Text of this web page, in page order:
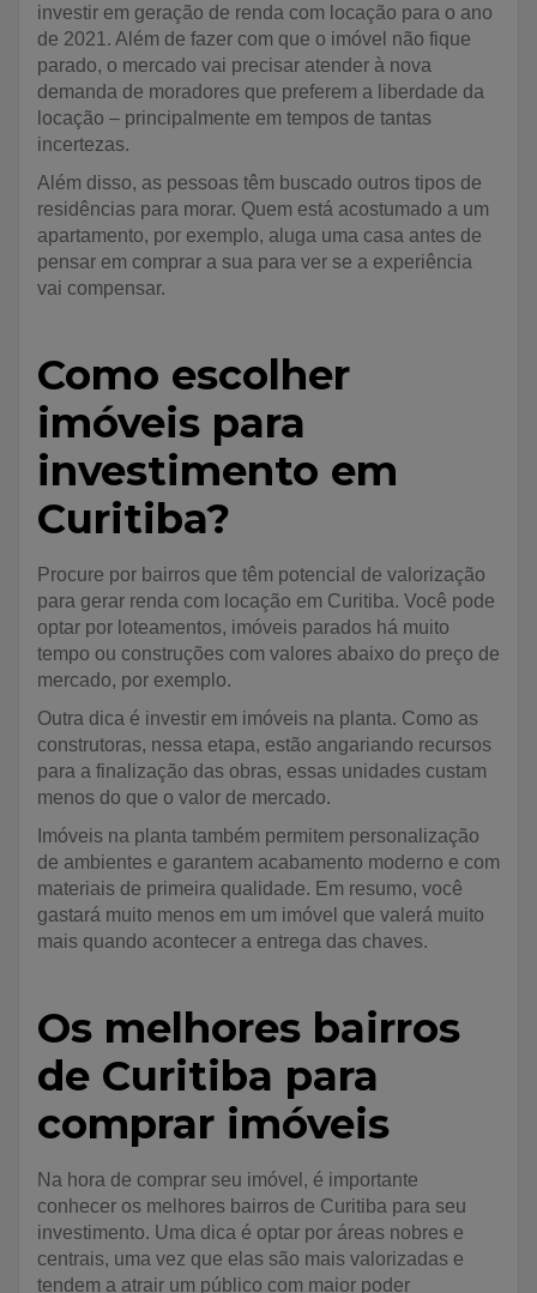
investir em geração de renda com locação para o ano
de 2021. Além de fazer com que o imóvel não fique
parado, o mercado vai precisar atender à nova
demanda de moradores que preferem a liberdade da
locação – principalmente em tempos de tantas
incertezas.
Além disso, as pessoas têm buscado outros tipos de
residências para morar. Quem está acostumado a um
apartamento, por exemplo, aluga uma casa antes de
pensar em comprar a sua para ver se a experiência
vai compensar.
Como escolher
imóveis para
investimento em
Curitiba?
Procure por bairros que têm potencial de valorização
para gerar renda com locação em Curitiba. Você pode
optar por loteamentos, imóveis parados há muito
tempo ou construções com valores abaixo do preço de
mercado, por exemplo.
Outra dica é investir em imóveis na planta. Como as
construtoras, nessa etapa, estão angariando recursos
para a finalização das obras, essas unidades custam
menos do que o valor de mercado.
Imóveis na planta também permitem personalização
de ambientes e garantem acabamento moderno e com
materiais de primeira qualidade. Em resumo, você
gastará muito menos em um imóvel que valerá muito
mais quando acontecer a entrega das chaves.
Os melhores bairros
de Curitiba para
comprar imóveis
Na hora de comprar seu imóvel, é importante
conhecer os melhores bairros de Curitiba para seu
investimento. Uma dica é optar por áreas nobres e
centrais, uma vez que elas são mais valorizadas e
tendem a atrair um público com maior poder